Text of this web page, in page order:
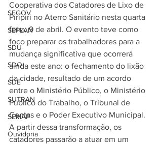
SEGOV
SEPLAN
SDU
SDO
SDE
SUTRAN
SEMAF
Ouvidoria
Cooperativa dos Catadores de Lixo de
Piripiri no Aterro Sanitário nesta quarta
feira, 9 de abril. O evento teve como
foco preparar os trabalhadores para a
mudança significativa que ocorrerá
ainda este ano: o fechamento do lixão
da cidade, resultado de um acordo
entre o Ministério Público, o Ministério
Público do Trabalho, o Tribunal de
Contas e o Poder Executivo Municipal.
A partir dessa transformação, os
catadores passarão a atuar em um